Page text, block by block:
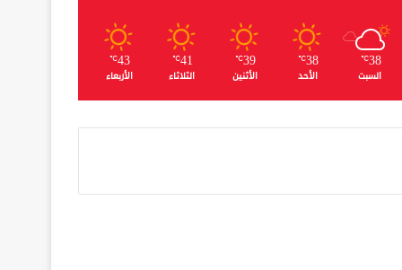
38
℃
السبت
38
℃
الأحد
39
℃
الأثنين
41
℃
الثلاثاء
43
℃
الأربعاء